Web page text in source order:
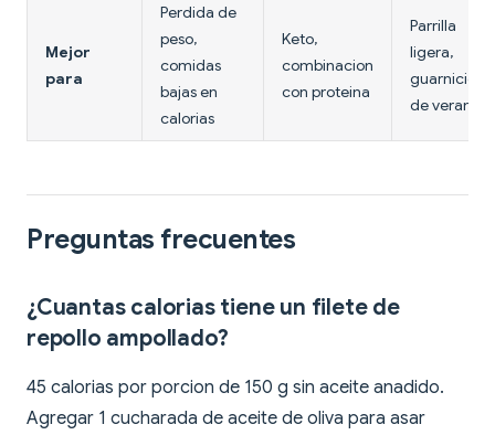
Mejor
para
Perdida de
peso,
comidas
bajas en
calorias
Keto,
combinacion
con proteina
Parrilla
ligera,
guarnicion
de verano
Preguntas frecuentes
¿Cuantas calorias tiene un filete de
repollo ampollado?
45 calorias por porcion de 150 g sin aceite anadido.
Agregar 1 cucharada de aceite de oliva para asar